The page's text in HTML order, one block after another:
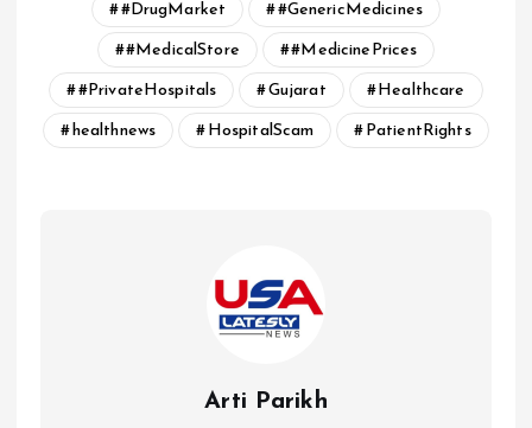
#DrugMarket #GenericMedicines
#MedicalStore #MedicinePrices
#PrivateHospitals Gujarat Healthcare
healthnews HospitalScam PatientRights
Arti Parikh